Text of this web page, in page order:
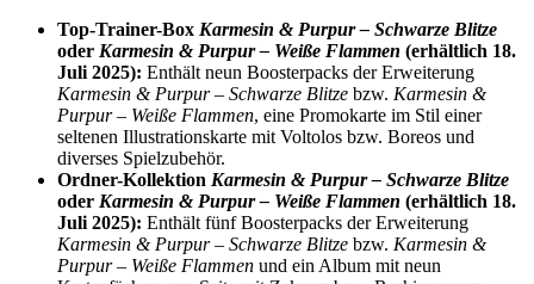
Top-Trainer-Box Karmesin & Purpur – Schwarze Blitze
oder Karmesin & Purpur – Weiße Flammen (erhältlich 18.
Juli 2025): Enthält neun Boosterpacks der Erweiterung
Karmesin & Purpur – Schwarze Blitze bzw. Karmesin &
Purpur – Weiße Flammen, eine Promokarte im Stil einer
seltenen Illustrationskarte mit Voltolos bzw. Boreos und
diverses Spielzubehör.
Ordner-Kollektion Karmesin & Purpur – Schwarze Blitze
oder Karmesin & Purpur – Weiße Flammen (erhältlich 18.
Juli 2025): Enthält fünf Boosterpacks der Erweiterung
Karmesin & Purpur – Schwarze Blitze bzw. Karmesin &
Purpur – Weiße Flammen und ein Album mit neun